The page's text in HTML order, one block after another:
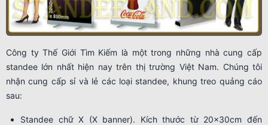
Công ty Thế Giới Tìm Kiếm là một trong những nhà cung cấp
standee lớn nhất hiện nay trên thị trường Việt Nam. Chúng tôi
nhận cung cấp sỉ và lẻ các loại standee, khung treo quảng cáo
sau:
Standee chữ X (X banner). Kích thước từ 20x30cm đến